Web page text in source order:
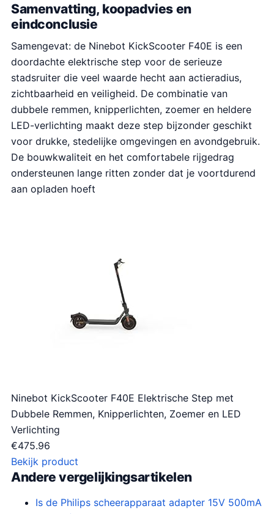
Samenvatting, koopadvies en
eindconclusie
Samengevat: de Ninebot KickScooter F40E is een
doordachte elektrische step voor de serieuze
stadsruiter die veel waarde hecht aan actieradius,
zichtbaarheid en veiligheid. De combinatie van
dubbele remmen, knipperlichten, zoemer en heldere
LED-verlichting maakt deze step bijzonder geschikt
voor drukke, stedelijke omgevingen en avondgebruik.
De bouwkwaliteit en het comfortabele rijgedrag
ondersteunen lange ritten zonder dat je voortdurend
aan opladen hoeft
Ninebot KickScooter F40E Elektrische Step met
Dubbele Remmen, Knipperlichten, Zoemer en LED
Verlichting
€475.96
Bekijk product
Andere vergelijkingsartikelen
Is de Philips scheerapparaat adapter 15V 500mA